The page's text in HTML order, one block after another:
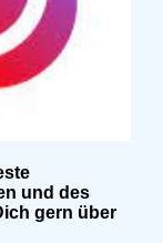
und des
gern über